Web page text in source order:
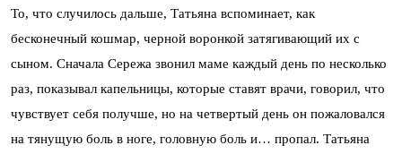
То, что случилось дальше, Татьяна вспоминает, как
бесконечный кошмар, черной воронкой затягивающий их с
сыном. Сначала Сережа звонил маме каждый день по несколько
раз, показывал капельницы, которые ставят врачи, говорил, что
чувствует себя получше, но на четвертый день он пожаловался
на тянущую боль в ноге, головную боль и… пропал. Татьяна